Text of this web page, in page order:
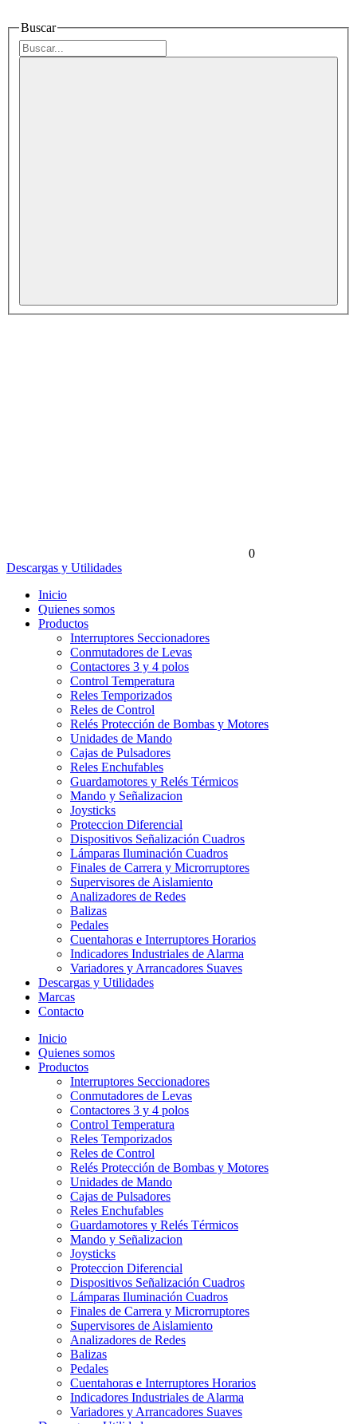
Buscar
0
Descargas y Utilidades
Inicio
Quienes somos
Productos
Interruptores Seccionadores
Conmutadores de Levas
Contactores 3 y 4 polos
Control Temperatura
Reles Temporizados
Reles de Control
Relés Protección de Bombas y Motores
Unidades de Mando
Cajas de Pulsadores
Reles Enchufables
Guardamotores y Relés Térmicos
Mando y Señalizacion
Joysticks
Proteccion Diferencial
Dispositivos Señalización Cuadros
Lámparas Iluminación Cuadros
Finales de Carrera y Microrruptores
Supervisores de Aislamiento
Analizadores de Redes
Balizas
Pedales
Cuentahoras e Interruptores Horarios
Indicadores Industriales de Alarma
Variadores y Arrancadores Suaves
Descargas y Utilidades
Marcas
Contacto
Inicio
Quienes somos
Productos
Interruptores Seccionadores
Conmutadores de Levas
Contactores 3 y 4 polos
Control Temperatura
Reles Temporizados
Reles de Control
Relés Protección de Bombas y Motores
Unidades de Mando
Cajas de Pulsadores
Reles Enchufables
Guardamotores y Relés Térmicos
Mando y Señalizacion
Joysticks
Proteccion Diferencial
Dispositivos Señalización Cuadros
Lámparas Iluminación Cuadros
Finales de Carrera y Microrruptores
Supervisores de Aislamiento
Analizadores de Redes
Balizas
Pedales
Cuentahoras e Interruptores Horarios
Indicadores Industriales de Alarma
Variadores y Arrancadores Suaves